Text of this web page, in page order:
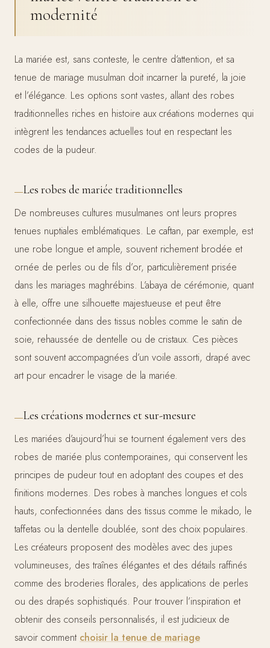
modernité
La mariée est, sans conteste, le centre d’attention, et sa
tenue de mariage musulman doit incarner la pureté, la joie
et l’élégance. Les options sont vastes, allant des robes
traditionnelles riches en histoire aux créations modernes qui
intègrent les tendances actuelles tout en respectant les
codes de la pudeur.
Les robes de mariée traditionnelles
De nombreuses cultures musulmanes ont leurs propres
tenues nuptiales emblématiques. Le caftan, par exemple, est
une robe longue et ample, souvent richement brodée et
ornée de perles ou de fils d’or, particulièrement prisée
dans les mariages maghrébins. L’abaya de cérémonie, quant
à elle, offre une silhouette majestueuse et peut être
confectionnée dans des tissus nobles comme le satin de
soie, rehaussée de dentelle ou de cristaux. Ces pièces
sont souvent accompagnées d’un voile assorti, drapé avec
art pour encadrer le visage de la mariée.
Les créations modernes et sur-mesure
Les mariées d’aujourd’hui se tournent également vers des
robes de mariée plus contemporaines, qui conservent les
principes de pudeur tout en adoptant des coupes et des
finitions modernes. Des robes à manches longues et cols
hauts, confectionnées dans des tissus comme le mikado, le
taffetas ou la dentelle doublée, sont des choix populaires.
Les créateurs proposent des modèles avec des jupes
volumineuses, des traînes élégantes et des détails raffinés
comme des broderies florales, des applications de perles
ou des drapés sophistiqués. Pour trouver l’inspiration et
obtenir des conseils personnalisés, il est judicieux de
savoir comment choisir la tenue de mariage